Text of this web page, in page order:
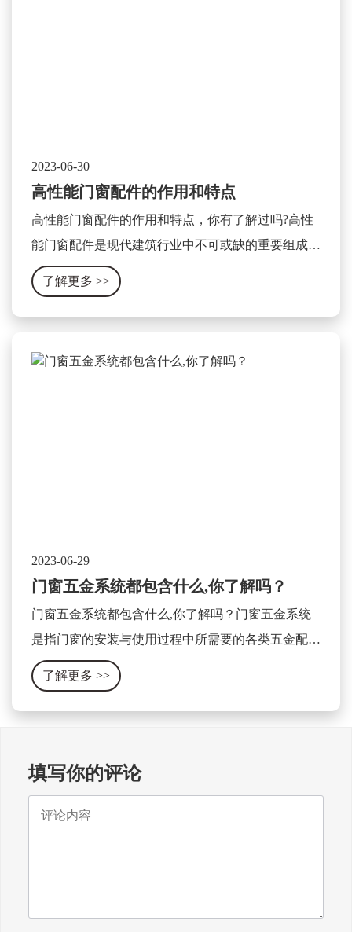
2023-06-30
高性能门窗配件的作用和特点
高性能门窗配件的作用和特点，你有了解过吗?高性
能门窗配件是现代建筑行业中不可或缺的重要组成部
分，它可以显著提升门窗的使用性能和安全性。其作
用和特点可以被总结为以下几个方面。
了解更多 >>
2023-06-29
门窗五金系统都包含什么,你了解吗？
门窗五金系统都包含什么,你了解吗？门窗五金系统
是指门窗的安装与使用过程中所需要的各类五金配件
及相关设备的集合体。它包含了门窗的开关、锁具、
合页、滑轨、拉手、密封条等各种零部件。
了解更多 >>
填写你的评论